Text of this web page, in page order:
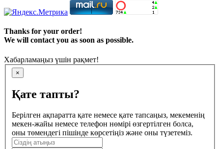
Thanks for your order!
We will contact you as soon as possible.
Хабарламаңыз үшін рақмет!
×
Қате тапты?
Берілген ақпаратта қате немесе қате тапсаңыз, мекеменің
мекен-жайы немесе телефон нөмірі өзгертілген болса,
оны төмендегі пішінде көрсетіңіз және оны түзетеміз.